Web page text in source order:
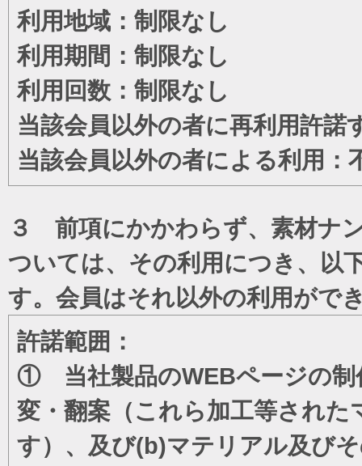
利用地域：制限なし
利用期間：制限なし
利用回数：制限なし
当該会員以外の者に再利用許諾
当該会員以外の者による利用：
３ 前項にかかわらず、素材ナ
ついては、その利用につき、以
す。会員はそれ以外の利用がで
許諾範囲：
① 当社製品のWEBページの制
変・翻案（これら加工等され
す）、及び(b)マテリアル及び